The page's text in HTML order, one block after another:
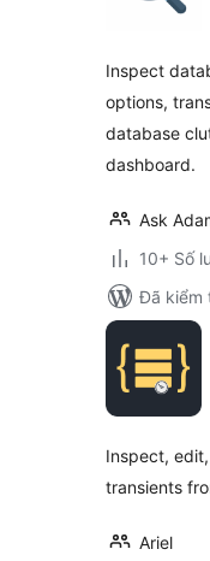
Inspect
options,
database
dashboard.
Ask
10+ Số
Đã kiểm
Inspect,
transients
Ariel